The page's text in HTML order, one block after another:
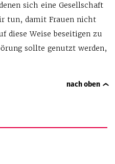
sich eine Gesellschaft
tun, damit Frauen nicht
diese Weise beseitigen zu
sollte genutzt werden,
nach oben